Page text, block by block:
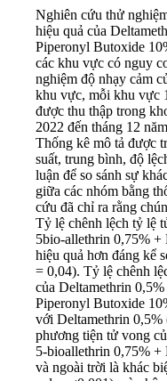
Nghiên cứu thử
hiệu quả của
Piperonyl Butoxide
các khu vực có nguy
nghiệm độ nhạy cảm
khu vực, mỗi khu vực
được thu thập trong
2022 đến tháng 12
Thống kê mô tả được
suất, trung bình, độ
luận để so sánh sự
giữa các nhóm bằng
cứu đã chỉ ra rằng
Tỷ lệ chênh lệch tỷ lệ
5bio-allethrin 0,75% +
hiệu quả hơn đáng kể
= 0,04). Tỷ lệ chênh
của Deltamethrin
Piperonyl Butoxide
với Deltamethrin 0,5%
phương tiện tử vong
5-bioallethrin 0,75% +
và ngoài trời là khác